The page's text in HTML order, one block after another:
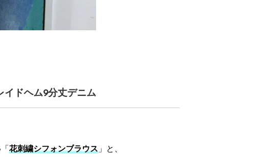
イドヘム9分丈デニム
花刺繍シフォンブラウス 」と、